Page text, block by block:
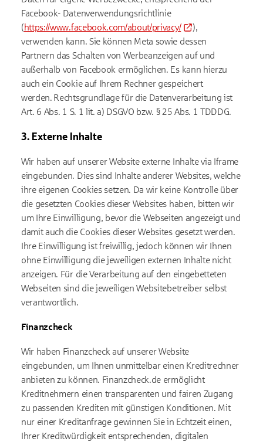
Facebook- Datenverwendungsrichtlinie
(https://www.facebook.com/about/privacy/
),
verwenden kann. Sie können Meta sowie dessen
Partnern das Schalten von Werbeanzeigen auf und
außerhalb von Facebook ermöglichen. Es kann hierzu
auch ein Cookie auf Ihrem Rechner gespeichert
werden. Rechtsgrundlage für die Datenverarbeitung ist
Art. 6 Abs. 1 S. 1 lit. a) DSGVO bzw. § 25 Abs. 1 TDDDG.
3. Externe Inhalte
Wir haben auf unserer Website externe Inhalte via Iframe
eingebunden. Dies sind Inhalte anderer Websites, welche
ihre eigenen Cookies setzen. Da wir keine Kontrolle über
die gesetzten Cookies dieser Websites haben, bitten wir
um Ihre Einwilligung, bevor die Webseiten angezeigt und
damit auch die Cookies dieser Websites gesetzt werden.
Ihre Einwilligung ist freiwillig, jedoch können wir Ihnen
ohne Einwilligung die jeweiligen externen Inhalte nicht
anzeigen. Für die Verarbeitung auf den eingebetteten
Webseiten sind die jeweiligen Websitebetreiber selbst
verantwortlich.
Finanzcheck
Wir haben Finanzcheck auf unserer Website
eingebunden, um Ihnen unmittelbar einen Kreditrechner
anbieten zu können. Finanzcheck.de ermöglicht
Kreditnehmern einen transparenten und fairen Zugang
zu passenden Krediten mit günstigen Konditionen. Mit
nur einer Kreditanfrage gewinnen Sie in Echtzeit einen,
Ihrer Kreditwürdigkeit entsprechenden, digitalen